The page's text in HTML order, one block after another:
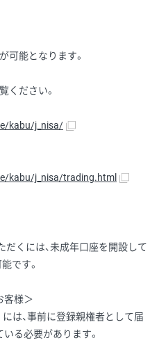
可能となります。
ください。
kabu/j_nisa/
kabu/j_nisa/trading.html
くには、未成年口座を開設して
です。
客様＞
は、事前に登録親権者として届
る必要があります。